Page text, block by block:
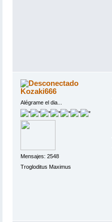
Kozaki666
Alégrame el dia...
Mensajes: 2548
Trogloditus Maximus